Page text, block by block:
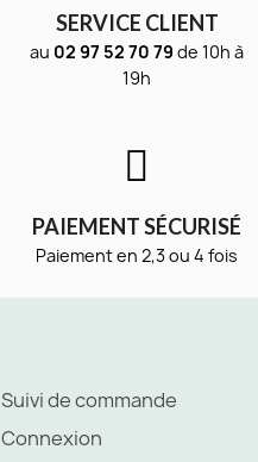
SERVICE CLIENT
au 02 97 52 70 79 de 10h à
19h
PAIEMENT SÉCURISÉ
Paiement en 2,3 ou 4 fois
Suivi de commande
Connexion